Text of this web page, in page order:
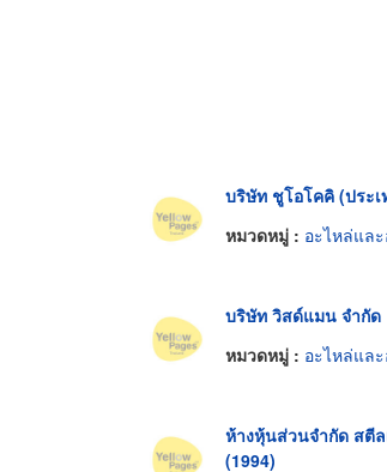
บริษัท ชูโอโคคิ (ประ
หมวดหมู่ : อะไหล่แล
บริษัท วิสด์แมน จำกัด
หมวดหมู่ : อะไหล่แล
ห้างหุ้นส่วนจำกัด สตี
(1994)